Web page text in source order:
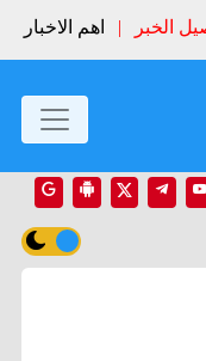
الخبر | اهم الاخبار